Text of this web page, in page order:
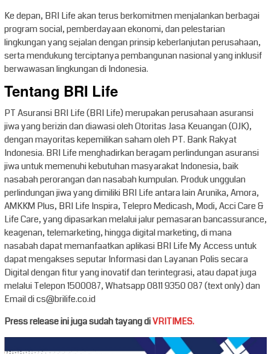
Ke depan, BRI Life akan terus berkomitmen menjalankan berbagai
program social, pemberdayaan ekonomi, dan pelestarian
lingkungan yang sejalan dengan prinsip keberlanjutan perusahaan,
serta mendukung terciptanya pembangunan nasional yang inklusif
berwawasan lingkungan di Indonesia.
Tentang BRI Life
PT Asuransi BRI Life (BRI Life) merupakan perusahaan asuransi
jiwa yang berizin dan diawasi oleh Otoritas Jasa Keuangan (OJK),
dengan mayoritas kepemilikan saham oleh PT. Bank Rakyat
Indonesia. BRI Life menghadirkan beragam perlindungan asuransi
jiwa untuk memenuhi kebutuhan masyarakat Indonesia, baik
nasabah perorangan dan nasabah kumpulan. Produk unggulan
perlindungan jiwa yang dimiliki BRI Life antara lain Arunika, Amora,
AMKKM Plus, BRI Life Inspira, Telepro Medicash, Modi, Acci Care &
Life Care, yang dipasarkan melalui jalur pemasaran bancassurance,
keagenan, telemarketing, hingga digital marketing, di mana
nasabah dapat memanfaatkan aplikasi BRI Life My Access untuk
dapat mengakses seputar Informasi dan Layanan Polis secara
Digital dengan fitur yang inovatif dan terintegrasi, atau dapat juga
melalui Telepon 1500087, Whatsapp 0811 9350 087 (text only) dan
Email di cs@brilife.co.id
Press release ini juga sudah tayang diVRITIMES.